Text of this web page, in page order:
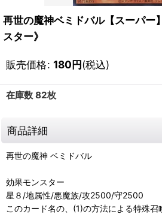
再世の魔神ベミドバル【スーパ
スター》
販売価格: 180円(税込)
在庫数 82枚
商品詳細
再世の魔神 ベミドバル
効果モンスター
星８/地属性/悪魔族/攻2500/守2500
このカード名の、(1)の方法による特殊